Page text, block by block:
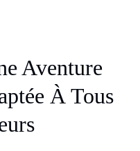
Aventure
À Tous